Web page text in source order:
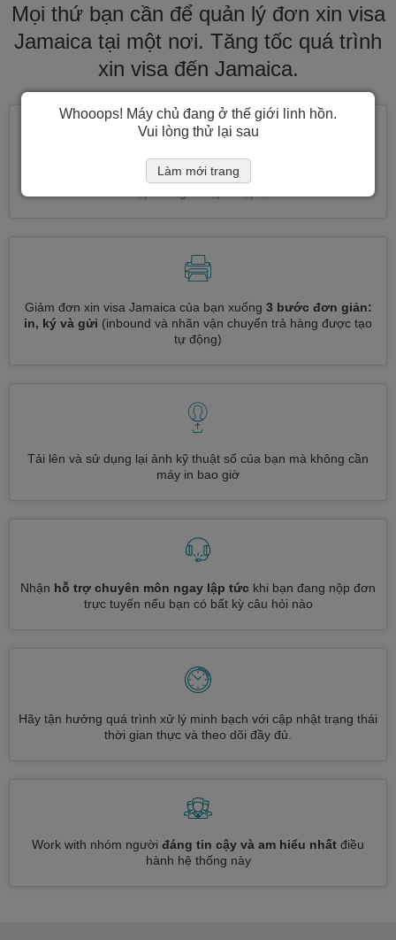
Mọi thứ bạn cần để quản lý đơn xin visa
Jamaica tại một nơi. Tăng tốc quá trình
xin visa đến Jamaica.
Đăng ký nhiều loại visa cùng một lúc
Giảm đơn xin visa Jamaica của bạn xuống 3 bước đơn giản:
in, ký và gửi (inbound và nhãn vận chuyển trả hàng được tạo
tự động)
Tải lên và sử dụng lại ảnh kỹ thuật số của bạn mà không cần
máy in bao giờ
Nhận hỗ trợ chuyên môn ngay lập tức khi bạn đang nộp đơn
trực tuyến nếu bạn có bất kỳ câu hỏi nào
Hãy tận hưởng quá trình xử lý minh bạch với cập nhật trạng thái
thời gian thực và theo dõi đầy đủ.
Work with nhóm người đáng tin cậy và am hiểu nhất điều
hành hệ thống này
Whooops! Máy chủ đang ở thế giới linh hồn.
Vui lòng thử lại sau
Làm mới trang